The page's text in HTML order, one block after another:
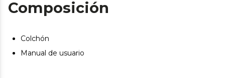
Pueden existir leves diferencias entre el producto
acabado. Estas variaciones son normales y no afectan a
la calidad ni a la utilidad del artículo.
Composición
Colchón
Manual de usuario